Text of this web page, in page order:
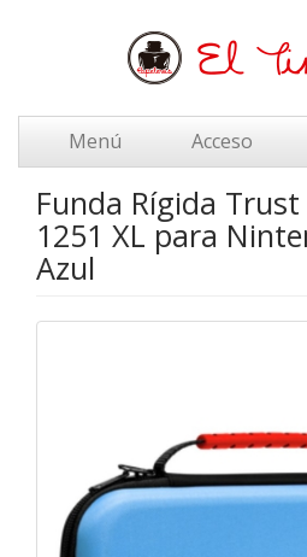
Menú Acceso
Funda Rígida
1251 XL para
Azul